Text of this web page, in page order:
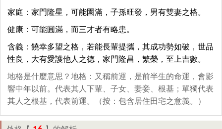
家庭：家門隆星，可能園滿，子孫旺發，男有雙妻之格。
健康：可能圓滿，而三才者有略患。
含義：饒幸多望之格，若能長輩提攜，其成功勢如破，世品
性良，大有愛護他人之德，家門隆昌，繁榮，至上吉數。
地格是什麼意思？地格：又稱前運，是前半生的命運，會影
響中年以前。代表其人下輩、子女、妻妾、根基；單獨代表
其人之根基，代表前運。（按：包含居住田宅之意義。）